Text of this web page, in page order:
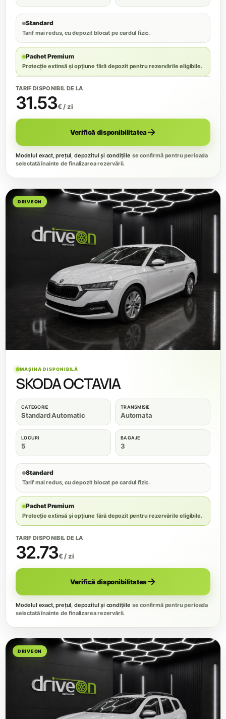
Standard
Tarif mai redus, cu depozit blocat pe cardul fizic.
Pachet Premium
Protecție extinsă și opțiune fără depozit pentru rezervările eligibile.
TARIF DISPONIBIL DE LA
31.53€ / zi
Verifică disponibilitatea
Modelul exact, prețul, depozitul și condițiile se confirmă pentru perioada
selectată înainte de finalizarea rezervării.
MAȘINĂ DISPONIBILĂ
SKODA OCTAVIA
CATEGORIE
Standard Automatic
TRANSMISIE
Automata
LOCURI
5
BAGAJE
3
Standard
Tarif mai redus, cu depozit blocat pe cardul fizic.
Pachet Premium
Protecție extinsă și opțiune fără depozit pentru rezervările eligibile.
TARIF DISPONIBIL DE LA
32.73€ / zi
Verifică disponibilitatea
Modelul exact, prețul, depozitul și condițiile se confirmă pentru perioada
selectată înainte de finalizarea rezervării.